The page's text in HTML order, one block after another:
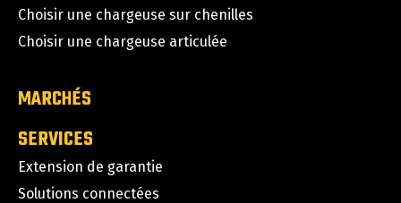
Choisir une chargeuse sur chenilles
Choisir une chargeuse articulée
MARCHÉS
SERVICES
Extension de garantie
Solutions connectées